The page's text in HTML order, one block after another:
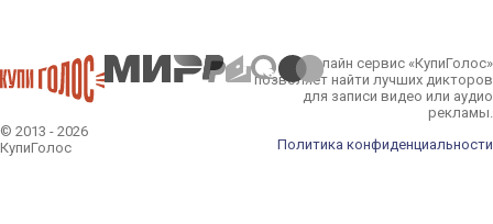
© 2013 - 2026
КупиГолос
Онлайн сервис «КупиГолос»
позволяет найти лучших дикторов
для записи видео или аудио
рекламы.
Политика конфиденциальности